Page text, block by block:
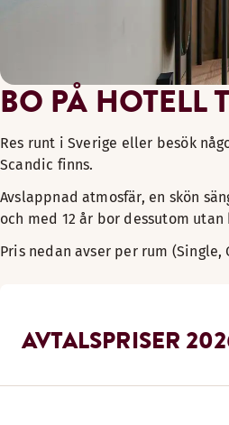
BO PÅ HOTELL
Res runt i Sverige eller besök
Scandic finns.
Avslappnad atmosfär, en skön
och med 12 år bor dessutom
Pris nedan avser per rum
AVTALSPRISER